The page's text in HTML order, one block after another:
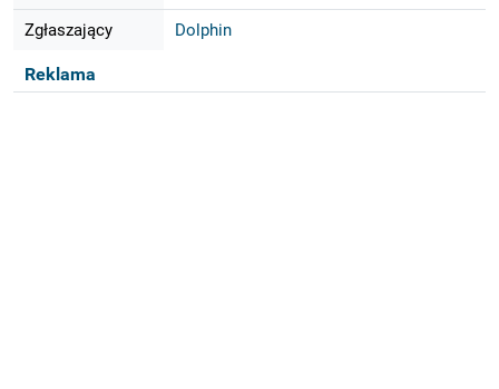
Zgłaszający Dolphin
Reklama